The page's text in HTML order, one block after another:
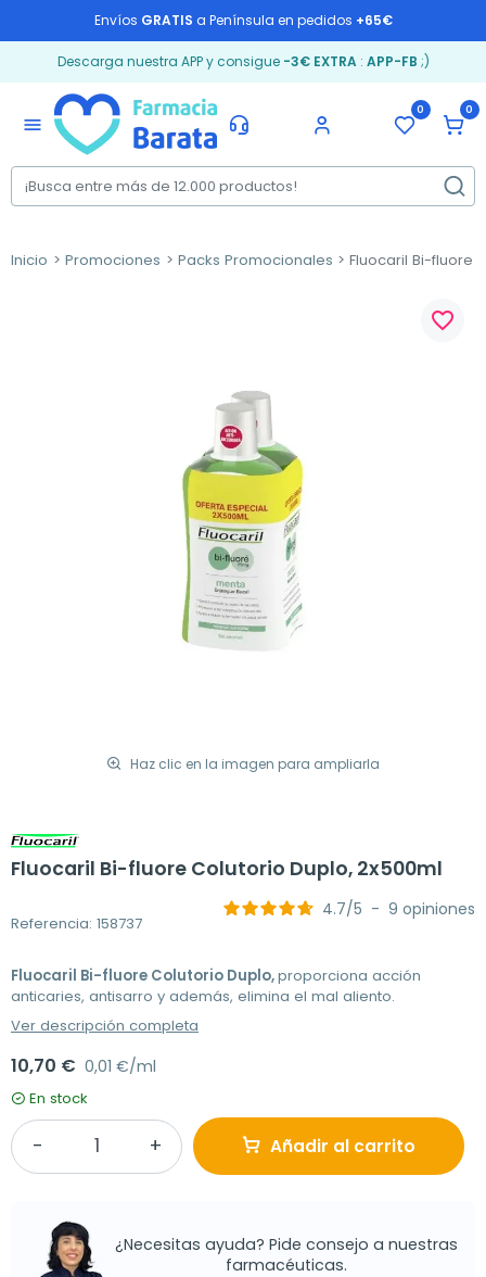
Envíos GRATIS a Península en pedidos +65€
Descarga nuestra APP y consigue -3€ EXTRA: APP-FB ;)
menu
0 0
Inicio Promociones Packs Promocionales Fluocaril Bi-fluore
Haz clic en la imagen para ampliarla
favorite_border
Fluocaril Bi-fluore Colutorio Duplo, 2x500ml
Referencia: 158737
4.7/5 - 9 opiniones
Fluocaril Bi-fluore Colutorio Duplo,proporciona acción
anticaries, antisarro y además, elimina el mal aliento.
Ver descripción completa
10,70 € 0,01 €/ml
En stock
Añadir al carrito
¿Necesitas ayuda? Pide consejo a nuestras
farmacéuticas.